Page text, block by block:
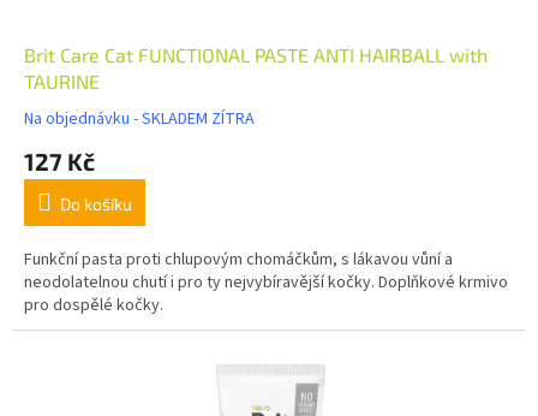
Brit Care Cat FUNCTIONAL PASTE ANTI HAIRBALL with
TAURINE
Na objednávku - SKLADEM ZÍTRA
127 Kč
Do košíku
Funkční pasta proti chlupovým chomáčkům, s lákavou vůní a
neodolatelnou chutí i pro ty nejvybíravější kočky. Doplňkové krmivo
pro dospělé kočky.